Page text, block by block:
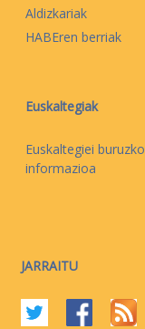
Aldizkariak
HABEren berriak
Euskaltegiak
Euskaltegiei buruzko
informazioa
JARRAITU